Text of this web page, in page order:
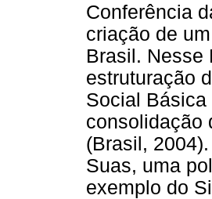
Conferência
criação de
Brasil. Nesse
estruturação
Social
consolidação
(Brasil,
Suas, uma
exemplo do